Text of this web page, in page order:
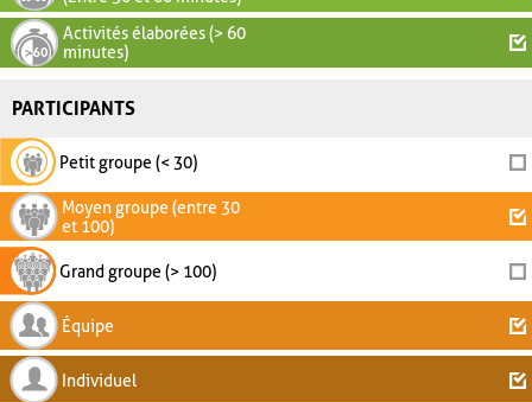
Activités élaborées (> 60
minutes)
PARTICIPANTS
Petit groupe (< 30)
Moyen groupe (entre 30
et 100)
Grand groupe (> 100)
Équipe
Individuel